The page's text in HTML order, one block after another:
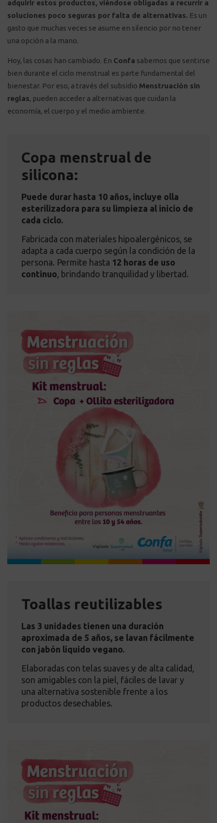
adquirir estos productos, viéndose obligadas a recurrir a
soluciones poco seguras por falta de alternativas. Es un
gasto que muchas veces se asume en silencio por no tener
una opción a la mano.
Hoy, las cosas han cambiado. En Confa sabemos que sentirse
bien durante el ciclo menstrual es parte fundamental del
bienestar. Por eso, a través del subsidio Menstruación sin
reglas, pueden acceder a alternativas que cuidan la
economía, el cuerpo y el medio ambiente.
Copa menstrual de
silicona:
Puede durar hasta 10 años, incluye olla
esterilizadora para su limpieza al inicio de
cada ciclo.
Fabricada con materiales hipoalergénicos, se
adapta a cada cuerpo según la condición de la
persona. Permite hasta 12 horas de uso
continuo , brindando tranquilidad y libertad.
Toallas reutilizables
Las 3 unidades tienen una duración
aproximada de 5 años, se lavan fácilmente
con jabón líquido vegano.
Elaboradas con telas suaves y de alta calidad,
son amigables con la piel, fáciles de lavar y
una alternativa sostenible frente a los
productos desechables.